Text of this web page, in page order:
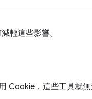
輕這些影響。
Cookie，這些工具就無